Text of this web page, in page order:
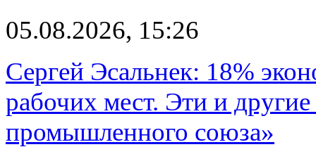
05.08.2026, 15:26
Сергей Эсальнек: 18%
рабочих мест. Эти и
промышленного союза»